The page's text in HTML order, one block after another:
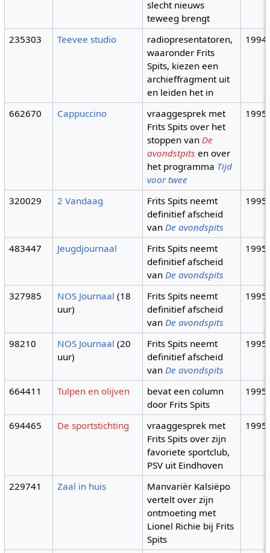
slecht nieuws
teweeg brengt
235303
Teevee studio
radiopresentatoren,
waaronder Frits
Spits, kiezen een
archieffragment uit
en leiden het in
1994
662670 Cappuccino
vraaggesprek met
Frits Spits over het
stoppen vanDe
avondstpits en over
het programma Tijd
voor twee
1995
320029 2 Vandaag
Frits Spits neemt
definitief afscheid
vanDe avondspits
1995
483447 Jeugdjournaal
Frits Spits neemt
definitief afscheid
vanDe avondspits
1995
327985 NOS Journaal (18
uur)
Frits Spits neemt
definitief afscheid
vanDe avondspits
1995
98210 NOS Journaal (20
uur)
Frits Spits neemt
definitief afscheid
vanDe avondspits
1995
664411 Tulpen en olijven
bevat een column
door Frits Spits
1995
694465 De sportstichting
vraaggesprek met
Frits Spits over zijn
favoriete sportclub,
PSV uit Eindhoven
1995
229741 Zaal in huis
Manvariër Kalsiëpo
vertelt over zijn
ontmoeting met
Lionel Richie bij Frits
Spits